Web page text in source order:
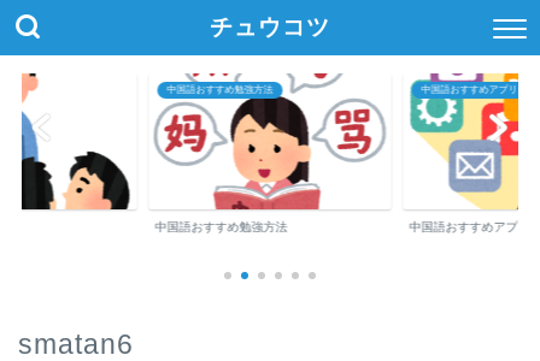
チュウコツ
中国語おすすめ勉強方法
中国語おすすめ勉強方法
中国語おすすめアプリ・参
中国語おすすめアプリ
smatan6